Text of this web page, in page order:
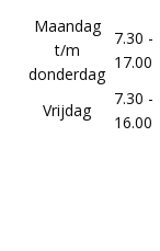
Maandag
t/m
donderdag
7.30 -
17.00
Vrijdag
7.30 -
16.00